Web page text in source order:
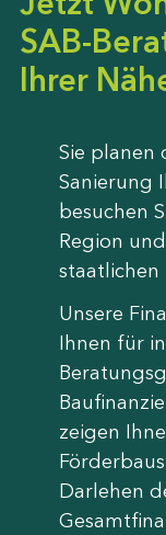
SAB-
Ihrer
Sie planen
Sanierung
besuchen
Region
staatlichen
Unsere
Ihnen für
zeigen
Darlehen